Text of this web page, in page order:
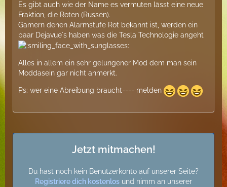
Es gibt auch wie der Name es vermuten lässt eine neue
Fraktion, die Roten (Russen).
Gamern denen Alarmstufe Rot bekannt ist, werden ein
paar Dejavue´s haben was die Tesla Technologie angeht
Alles in allem ein sehr gelungener Mod dem man sein
Moddasein gar nicht anmerkt.
Ps: wer eine Abreibung braucht---- melden
Jetzt mitmachen!
Du hast noch kein Benutzerkonto auf unserer Seite?
Registriere dich kostenlos und nimm an unserer